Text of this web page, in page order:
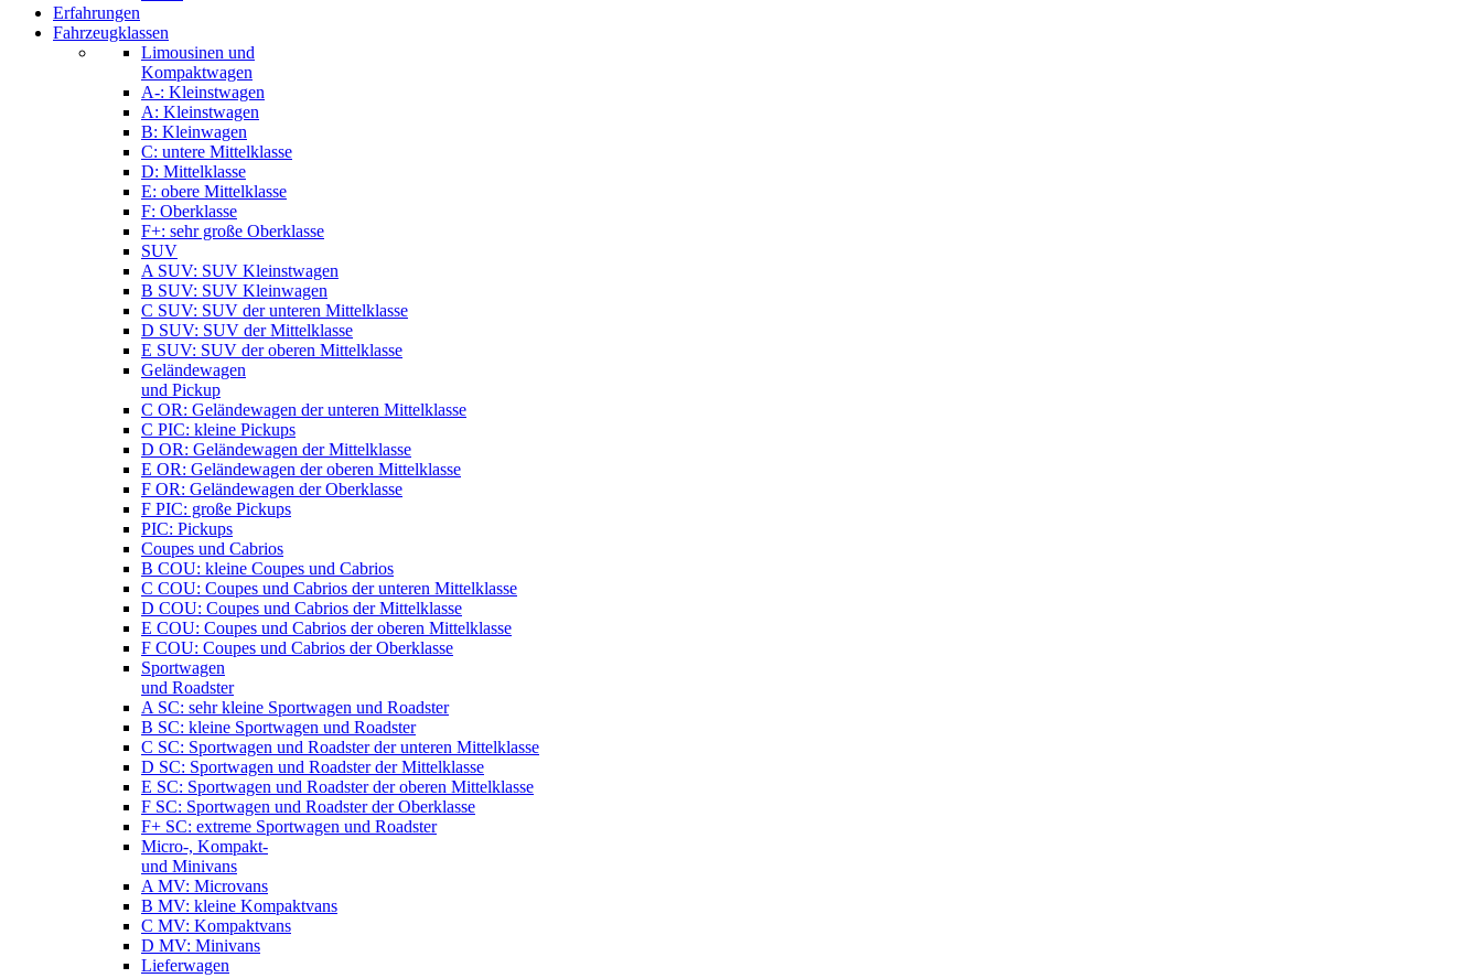
Erfahrungen
Fahrzeugklassen
Limousinen und
Kompaktwagen
A-: Kleinstwagen
A: Kleinstwagen
B: Kleinwagen
C: untere Mittelklasse
D: Mittelklasse
E: obere Mittelklasse
F: Oberklasse
F+: sehr große Oberklasse
SUV
A SUV: SUV Kleinstwagen
B SUV: SUV Kleinwagen
C SUV: SUV der unteren Mittelklasse
D SUV: SUV der Mittelklasse
E SUV: SUV der oberen Mittelklasse
Geländewagen
und Pickup
C OR: Geländewagen der unteren Mittelklasse
C PIC: kleine Pickups
D OR: Geländewagen der Mittelklasse
E OR: Geländewagen der oberen Mittelklasse
F OR: Geländewagen der Oberklasse
F PIC: große Pickups
PIC: Pickups
Coupes und Cabrios
B COU: kleine Coupes und Cabrios
C COU: Coupes und Cabrios der unteren Mittelklasse
D COU: Coupes und Cabrios der Mittelklasse
E COU: Coupes und Cabrios der oberen Mittelklasse
F COU: Coupes und Cabrios der Oberklasse
Sportwagen
und Roadster
A SC: sehr kleine Sportwagen und Roadster
B SC: kleine Sportwagen und Roadster
C SC: Sportwagen und Roadster der unteren Mittelklasse
D SC: Sportwagen und Roadster der Mittelklasse
E SC: Sportwagen und Roadster der oberen Mittelklasse
F SC: Sportwagen und Roadster der Oberklasse
F+ SC: extreme Sportwagen und Roadster
Micro-, Kompakt-
und Minivans
A MV: Microvans
B MV: kleine Kompaktvans
C MV: Kompaktvans
D MV: Minivans
Lieferwagen